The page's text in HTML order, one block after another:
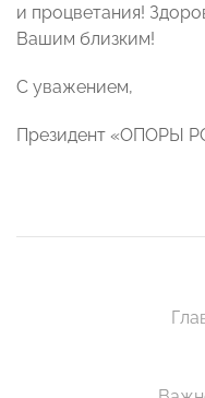
и процветания!
Вашим близким!
С уважением,
Президент «ОПОРЫ